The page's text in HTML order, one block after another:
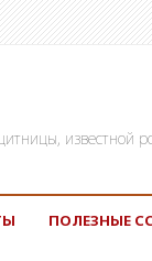
известной
ПОЛЕЗНЫЕ